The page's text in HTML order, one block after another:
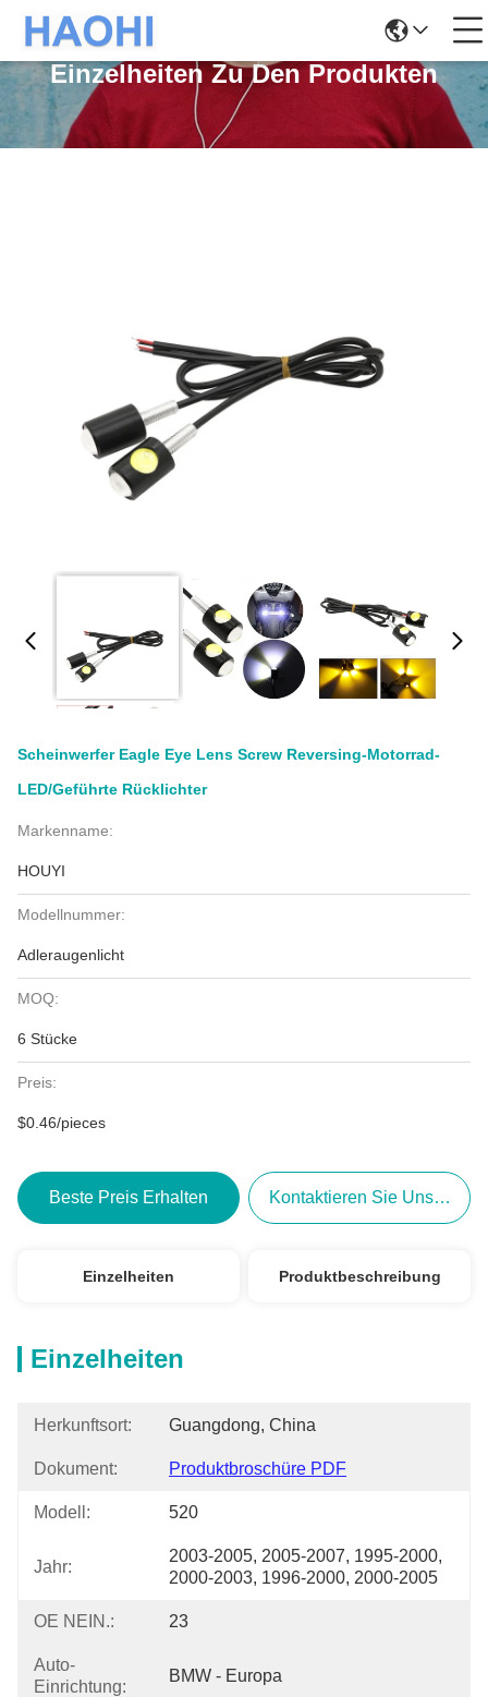
Einzelheiten Zu Den Produkten
Scheinwerfer Eagle Eye Lens Screw Reversing-Motorrad-
LED/geführte Rücklichter
Markenname:
HOUYI
Modellnummer:
Adleraugenlicht
MOQ:
6 Stücke
Preis:
$0.46/pieces
Beste Preis Erhalten Kontaktieren Sie Uns Jetzt
Einzelheiten Produktbeschreibung
Einzelheiten
Herkunftsort: Guangdong, China
Dokument: Produktbroschüre PDF
Modell: 520
Jahr:
2003-2005, 2005-2007, 1995-2000,
2000-2003, 1996-2000, 2000-2005
OE NEIN.: 23
Auto-
Einrichtung:
BMW - Europa